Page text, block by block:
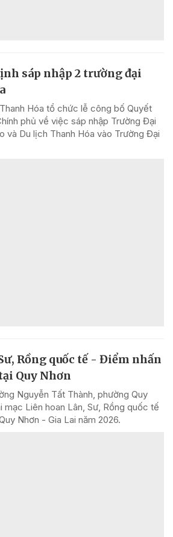
sáp nhập 2 trường đại
Hóa tổ chức lễ công bố Quyết
phủ về việc sáp nhập Trường Đại
và Du lịch Thanh Hóa vào Trường Đại
Rồng quốc tế - Điểm nhấn
Quy Nhơn
Nguyễn Tất Thành, phường Quy
mạc Liên hoan Lân, Sư, Rồng quốc tế
Nhơn - Gia Lai năm 2026.